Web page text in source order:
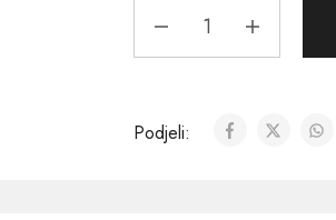
Podjeli: